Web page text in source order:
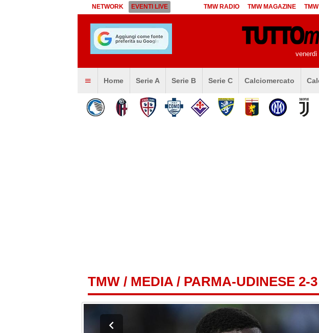
NETWORK EVENTI LIVE TMW RADIO TMW MAGAZINE
venerdì
Home Serie A Serie B Serie C Calciomercato
TMW / MEDIA / PARMA-UDINESE 2-3